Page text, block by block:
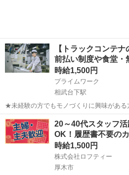
【トラックコンテナ
前払い制度や食堂・
時給1,500円
プライムワーク
相武台下駅
★未経験の方でもモノづくりに興味があ
多数活躍中！ ★男女活躍できるお仕事多
れます！ 【トラックコンテナの加工・取り付け業務】 各種トラックの
荷台部分の製造・加工の...
神奈川 厚木市 相武台下駅 倉庫
20～40代スタッフ
OK！履歴書不要の
時給1,500円
株式会社ロフティー
厚木市